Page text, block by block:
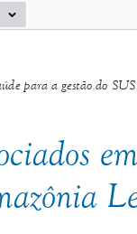
para a gestão do SUS